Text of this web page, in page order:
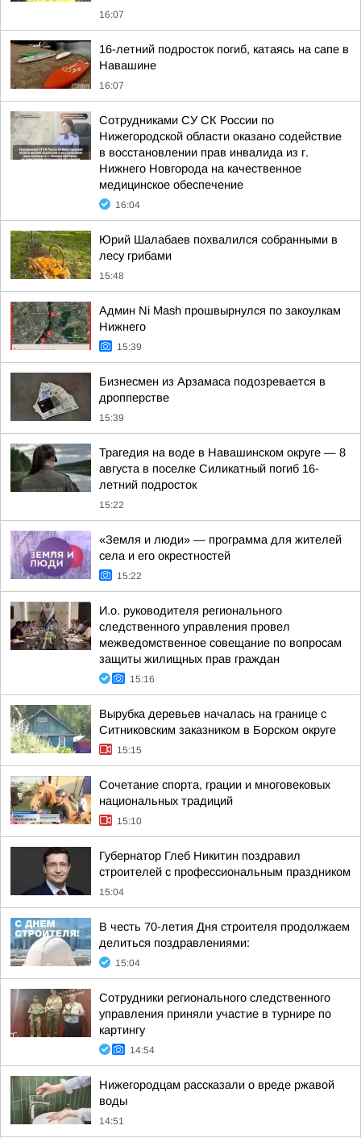
16:07
16-летний подросток погиб, катаясь на сапе в
Навашине
16:07
Сотрудниками СУ СК России по
Нижегородской области оказано содействие
в восстановлении прав инвалида из г.
Нижнего Новгорода на качественное
медицинское обеспечение
16:04
Юрий Шалабаев похвалился собранными в
лесу грибами
15:48
Админ Ni Mash прошвырнулся по закоулкам
Нижнего
15:39
Бизнесмен из Арзамаса подозревается в
дропперстве
15:39
Трагедия на воде в Навашинском округе — 8
августа в поселке Силикатный погиб 16-
летний подросток
15:22
«Земля и люди» — программа для жителей
села и его окрестностей
15:22
И.о. руководителя регионального
следственного управления провел
межведомственное совещание по вопросам
защиты жилищных прав граждан
15:16
Вырубка деревьев началась на границе с
Ситниковским заказником в Борском округе
15:15
Сочетание спорта, грации и многовековых
национальных традиций
15:10
Губернатор Глеб Никитин поздравил
строителей с профессиональным праздником
15:04
В честь 70-летия Дня строителя продолжаем
делиться поздравлениями:
15:04
Сотрудники регионального следственного
управления приняли участие в турнире по
картингу
14:54
Нижегородцам рассказали о вреде ржавой
воды
14:51